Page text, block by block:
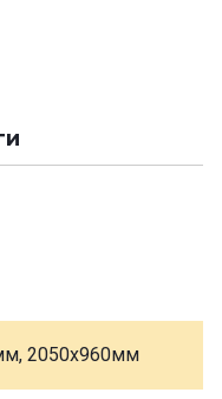
2050х960мм